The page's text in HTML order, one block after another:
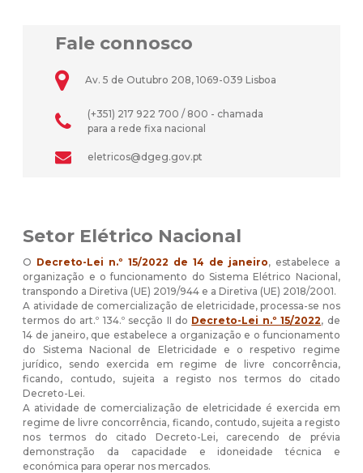
Fale connosco
Av. 5 de Outubro 208, 1069-039 Lisboa
(+351) 217 922 700 / 800 - chamada
para a rede fixa nacional
eletricos@dgeg.gov.pt
Setor Elétrico Nacional
O Decreto-Lei n.º 15/2022 de 14 de janeiro, estabelece a
organização e o funcionamento do Sistema Elétrico Nacional,
transpondo a Diretiva (UE) 2019/944 e a Diretiva (UE) 2018/2001.
A atividade de comercialização de eletricidade, processa-se nos
termos do art.º 134.º secção II do Decreto-Lei n.º 15/2022, de
14 de janeiro, que estabelece a organização e o funcionamento
do Sistema Nacional de Eletricidade e o respetivo regime
jurídico, sendo exercida em regime de livre concorrência,
ficando, contudo, sujeita a registo nos termos do citado
Decreto-Lei.
A atividade de comercialização de eletricidade é exercida em
regime de livre concorrência, ficando, contudo, sujeita a registo
nos termos do citado Decreto-Lei, carecendo de prévia
demonstração da capacidade e idoneidade técnica e
económica para operar nos mercados.